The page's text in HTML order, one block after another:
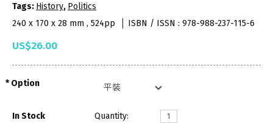
Tags: History, Politics
240 x 170 x 28 mm , 524pp
ISBN / ISSN : 978-988-237-115-6
US$26.00
Option
In Stock Quantity: